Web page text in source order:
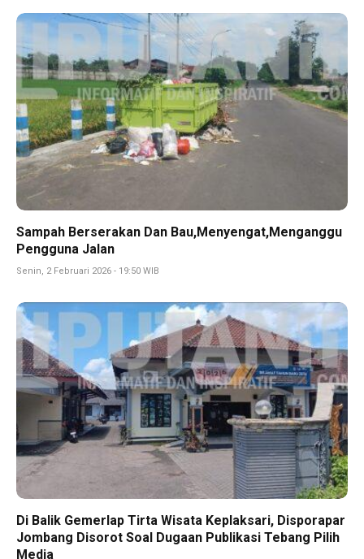
Sampah Berserakan Dan Bau,Menyengat,Menganggu
Pengguna Jalan
Senin, 2 Februari 2026 - 19:50 WIB
Di Balik Gemerlap Tirta Wisata Keplaksari, Disporapar
Jombang Disorot Soal Dugaan Publikasi Tebang Pilih
Media